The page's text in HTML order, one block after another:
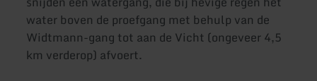
water boven de proefgang met behulp van de
Widtmann-gang tot aan de Vicht (ongeveer 4,5
km verderop) afvoert.